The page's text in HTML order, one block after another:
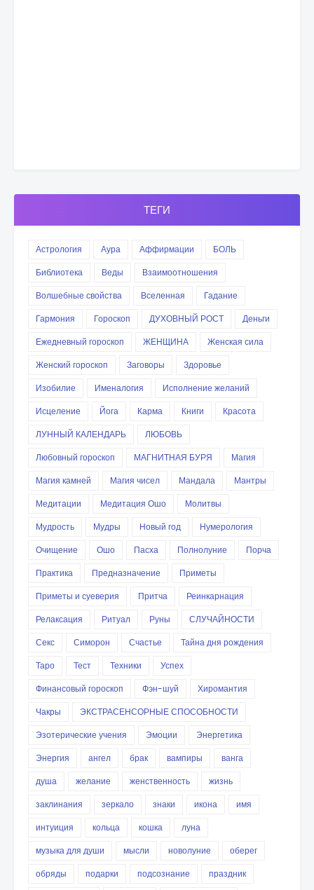
ТЕГИ
Астрология Аура Аффирмации
БОЛЬ
Библиотека
Веды
Взаимоотношения
Волшебные свойства
Вселенная
Гадание
Гармония
Гороскоп ДУХОВНЫЙ РОСТ
Деньги
Ежедневный гороскоп
ЖЕНЩИНА
Женская сила
Женский гороскоп
Заговоры
Здоровье
Изобилие
Именалогия
Исполнение желаний
Исцеление
Йога Карма Книги
Красота
ЛУННЫЙ КАЛЕНДАРЬ
ЛЮБОВЬ
Любовный гороскоп
МАГНИТНАЯ БУРЯ
Магия
Магия камней
Магия чисел Мандала
Мантры
Медитации
Медитация Ошо
Молитвы
Мудрость
Мудры Новый год
Нумерология
Очищение
Ошо Пасха Полнолуние
Порча
Практика
Предназначение
Приметы
Приметы и суеверия
Притча
Реинкарнация
Релаксация
Ритуал Руны
СЛУЧАЙНОСТИ
Секс
Симорон Счастье
Тайна дня рождения
Таро
Тест Техники
Успех
Финансовый гороскоп
Фэн-шуй
Хиромантия
Чакры
ЭКСТРАСЕНСОРНЫЕ СПОСОБНОСТИ
Эзотерические учения
Эмоции
Энергетика
Энергия
ангел брак вампиры
ванга
душа
желание женственность
жизнь
заклинания
зеркало знаки икона
имя
интуиция
кольца кошка
луна
музыка для души
мысли новолуние
оберег
обряды
подарки подсознание
праздник